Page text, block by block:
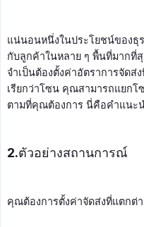
แน่นอนหนึ่งในประโยชน์ของธุ
กับลูกค้าในหลาย ๆ พื้นที่มากที่
จำเป็นต้องตั้งค่าอัตราการจัดส่
เรียกว่าโซน คุณสามารถแยกโ
ตามที่คุณต้องการ นี่คือคำแนะน
2.ตัวอย่างสถานการณ์
คุณต้องการตั้งค่าจัดส่งที่แตกต่